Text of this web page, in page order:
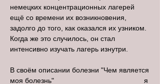
немецких концентрационных лагерей
ещё со времени их возникновения,
задолго до того, как оказался их узником.
Когда же это случилось, он стал
интенсивно изучать лагерь изнутри.
В своём описании болезни "Чем является
моя болезнь" я